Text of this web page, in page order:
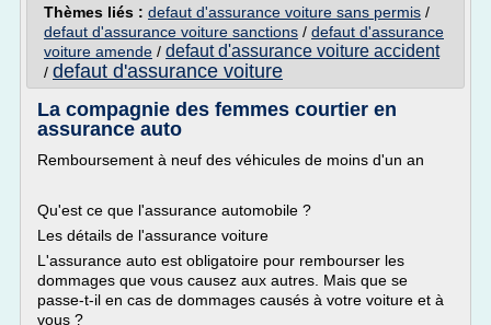
Thèmes liés : defaut d'assurance voiture sans permis /
defaut d'assurance voiture sanctions / defaut d'assurance
voiture amende / defaut d'assurance voiture accident
/ defaut d'assurance voiture
La compagnie des femmes courtier en
assurance auto
Remboursement à neuf des véhicules de moins d'un an
Qu'est ce que l'assurance automobile ?
Les détails de l'assurance voiture
L'assurance auto est obligatoire pour rembourser les
dommages que vous causez aux autres. Mais que se
passe-t-il en cas de dommages causés à votre voiture et à
vous ?